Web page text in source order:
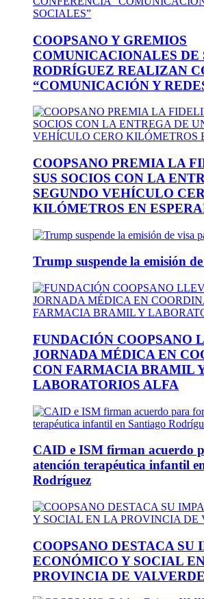
COOPSANO Y GREMIOS
COMUNICACIONALES DE
RODRÍGUEZ REALIZAN
“COMUNICACIÓN Y
COOPSANO PREMIA LA
SUS SOCIOS CON LA
SEGUNDO VEHÍCULO
KILÓMETROS EN
Trump suspende la emisión
FUNDACIÓN COOPSANO
JORNADA MÉDICA EN
CON FARMACIA BRAMIL
LABORATORIOS ALFA
CAID e ISM firman acuerdo
atención terapéutica infantil
Rodríguez
COOPSANO DESTACA SU
ECONÓMICO Y SOCIAL
PROVINCIA DE VALVERDE